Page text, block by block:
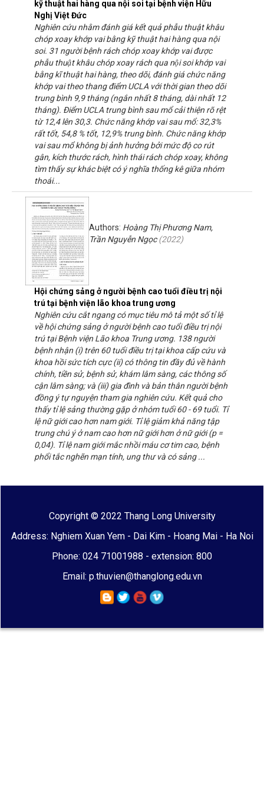
kỹ thuật hai hàng qua nội soi tại bệnh viện Hữu
Nghị Việt Đức
Nghiên cứu nhằm đánh giá kết quả phẫu thuật khâu
chóp xoay khớp vai bằng kỹ thuật hai hàng qua nội
soi. 31 người bệnh rách chóp xoay khớp vai được
phẫu thuật khâu chóp xoay rách qua nội soi khớp vai
bằng kĩ thuật hai hàng, theo dõi, đánh giá chức năng
khớp vai theo thang điểm UCLA với thời gian theo dõi
trung bình 9,9 tháng (ngắn nhất 8 tháng, dài nhất 12
tháng). Điểm UCLA trung bình sau mổ cải thiện rõ rệt
từ 12,4 lên 30,3. Chức năng khớp vai sau mổ: 32,3%
rất tốt, 54,8 % tốt, 12,9% trung bình. Chức năng khớp
vai sau mổ không bị ảnh hưởng bởi mức độ co rút
gân, kích thước rách, hình thái rách chóp xoay, không
tìm thấy sự khác biệt có ý nghĩa thống kê giữa nhóm
thoái...
Hội chứng sảng ở người bệnh cao tuổi điều trị nội
trú tại bệnh viện lão khoa trung ương
Authors: Hoàng Thị Phương Nam,
Trần Nguyễn Ngọc(2022)
Nghiên cứu cắt ngang có mục tiêu mô tả một số tỉ lệ
về hội chứng sảng ở người bệnh cao tuổi điều trị nội
trú tại Bệnh viện Lão khoa Trung ương. 138 người
bệnh nhận (i) trên 60 tuổi điều trị tại khoa cấp cứu và
khoa hồi sức tích cực (ii) có thông tin đầy đủ về hành
chính, tiền sử, bệnh sử, khám lâm sàng, các thông số
cận lâm sàng; và (iii) gia đình và bản thân người bệnh
đồng ý tự nguyện tham gia nghiên cứu. Kết quả cho
thấy tỉ lệ sảng thường gặp ở nhóm tuổi 60 - 69 tuổi. Tỉ
lệ nữ giới cao hơn nam giới. Tỉ lệ giảm khả năng tập
trung chú ý ở nam cao hơn nữ giới hơn ở nữ giới (p =
0,04). Tỉ lệ nam giới mắc nhồi máu cơ tim cao, bệnh
phổi tắc nghẽn mạn tính, ung thư và có sảng ...
Copyright © 2022 Thang Long University
Address: Nghiem Xuan Yem - Dai Kim - Hoang Mai - Ha Noi
Phone: 024 71001988 - extension: 800
Email: p.thuvien@thanglong.edu.vn